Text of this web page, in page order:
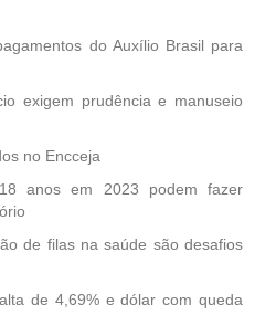
do Auxílio Brasil para
exigem prudência e manuseio
no Encceja
anos em 2023 podem fazer
de filas na saúde são desafios
de 4,69% e dólar com queda